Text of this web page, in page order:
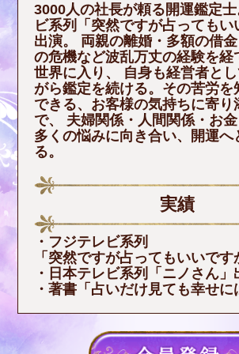
3000人の社長が頼る開運鑑定
ビ系列「突然ですが占ってもい
出演。 両親の離婚・多額の借
の危機など波乱万丈の経験を経
世界に入り、 自身も経営者と
がら鑑定を続ける。その苦労を
できる、お客様の気持ちに寄り
で、 夫婦関係・人間関係・お
多くの悩みに向き合い、開運へ
る。
実績
・フジテレビ系列
「突然ですが占ってもいいで
・日本テレビ系列「ニノさん」
・著書「占いだけ見ても幸せに